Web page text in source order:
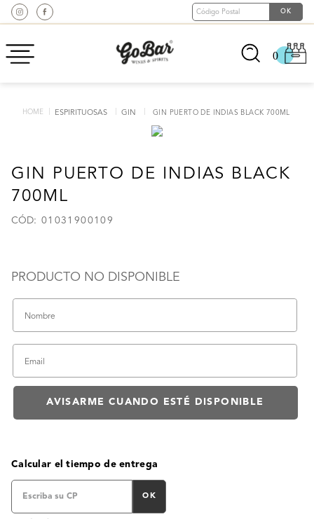
0
ESPIRITUOSAS GIN GIN PUERTO DE INDIAS BLACK 700ML
GIN PUERTO DE INDIAS BLACK
700ML
: 01031900109
Calcular el tiempo de entrega
OK